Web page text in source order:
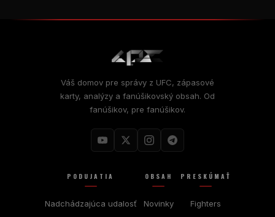
Váš domov pre správy z UFC, zápasové
karty, analýzy a fanúšikovský obsah. Od
fanúšikov, pre fanúšikov.
PODUJATIA
Nadchádzajúca udalosť
OBSAH
Novinky
PRESKÚMAŤ
Fighters